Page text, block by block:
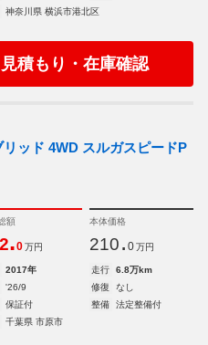
神奈川県 横浜市港北区
見積もり・在庫確認
ッド 4WD スルガスピードP
額
.0 万円
本体価格
210. 0 万円
2017年 走行
6.8万km
'26/9 修復
なし
保証付 整備
法定整備付
千葉県 市原市